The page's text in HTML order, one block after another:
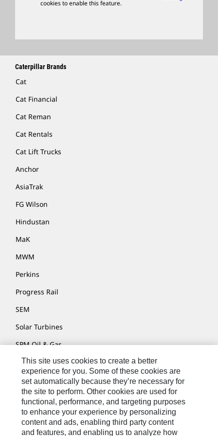
Licensingcookies to enable this feature.
Caterpillar Brands
Cat
Cat Financial
Cat Reman
Cat Rentals
Cat Lift Trucks
Anchor
AsiaTrak
FG Wilson
Hindustan
MaK
MWM
Perkins
Progress Rail
SEM
Solar Turbines
SPM Oil & Gas
Turner Powertrain Systems
Contact
Site Map
Accessibility
This site uses cookies to create a better
experience for you. Some of these cookies are
set automatically because they’re necessary for
the site to perform. Other cookies are used for
functional, performance, and targeting purposes
to enhance your experience by personalizing
content and ads, enabling third party content
and features, and enabling us to analyze how